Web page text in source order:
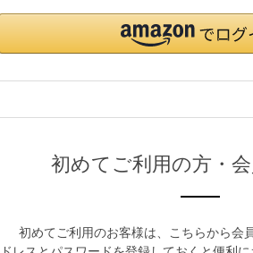
初めてご利用の方・
初めてご利用のお客様は、こちらから会